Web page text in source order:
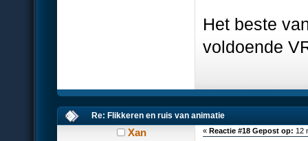
Het beste
voldoende
Re: Flikkeren en ruis van animatie
Xan « Reactie #18 Gepost op: 12